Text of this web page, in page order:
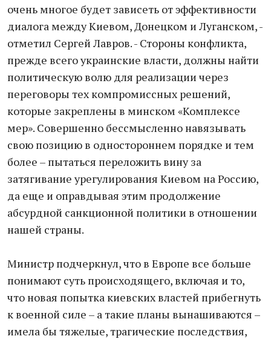
очень многое будет зависеть от эффективности
диалога между Киевом, Донецком и Луганском, -
отметил Сергей Лавров. - Стороны конфликта,
прежде всего украинские власти, должны найти
политическую волю для реализации через
переговоры тех компромиссных решений,
которые закреплены в минском «Комплексе
мер». Совершенно бессмысленно навязывать
свою позицию в одностороннем порядке и тем
более – пытаться переложить вину за
затягивание урегулирования Киевом на Россию,
да еще и оправдывая этим продолжение
абсурдной санкционной политики в отношении
нашей страны.
Министр подчеркнул, что в Европе все больше
понимают суть происходящего, включая и то,
что новая попытка киевских властей прибегнуть
к военной силе – а такие планы вынашиваются –
имела бы тяжелые, трагические последствия,